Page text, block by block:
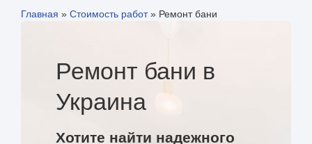
Главная » Стоимость работ» Ремонт бани
Ремонт бани в
Украина
Хотите найти надежного